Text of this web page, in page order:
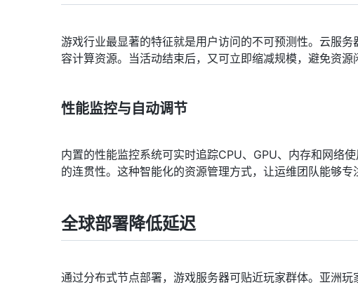
游戏行业最显著的特征就是用户访问的不可预测性。云服
容计算资源。当活动结束后，又可立即缩减规模，避免资源
性能监控与自动调节
内置的性能监控系统可实时追踪CPU、GPU、内存和网络
的连贯性。这种智能化的资源管理方式，让运维团队能够专
全球部署降低延迟
通过分布式节点部署，游戏服务器可贴近玩家群体。亚洲